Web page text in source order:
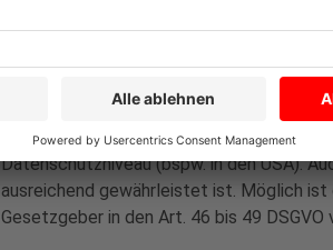
Einigen Drittländern bescheinigt die
Angemessenheitsbeschlüsse einen
anderen Drittländern, in die ggf.
unter Umständen, bspw. wegen
Zugriffsmöglichkeiten von Behörden,
Datenschutzniveau (bspw. in den USA).
ausreichend gewährleistet ist. Möglich
Gesetzgeber in den Art. 46 bis 49 DSGVO